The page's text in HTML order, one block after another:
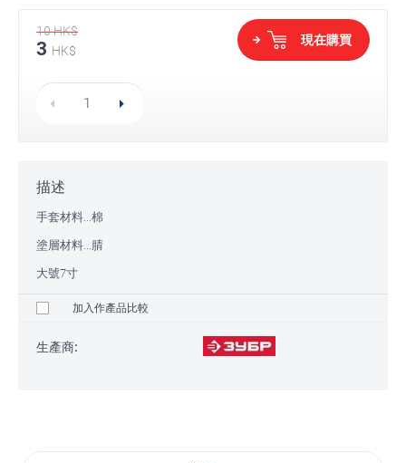
10HK$
3 HK$
現在購買
描述
手套材料...棉
塗層材料...腈
大號7寸
加入作產品比較
生產商: